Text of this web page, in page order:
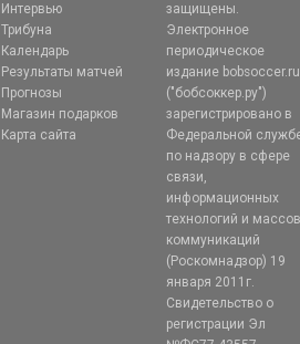
Интервью
Трибуна
Календарь
Результаты матчей
Прогнозы
Магазин подарков
Карта сайта
защищены.
Электронное
периодическое
издание bobsoccer.ru
("бобсоккер.ру")
зарегистрировано в
Федеральной
по надзору в сфере
связи,
информационных
технологий и
коммуникаций
(Роскомнадзор) 19
января 2011г.
Свидетельство о
регистрации Эл